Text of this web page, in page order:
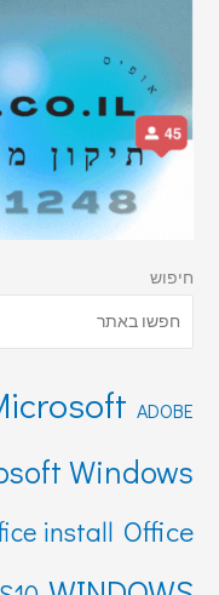
חיפוש
ADOBE
Windows
Office
install